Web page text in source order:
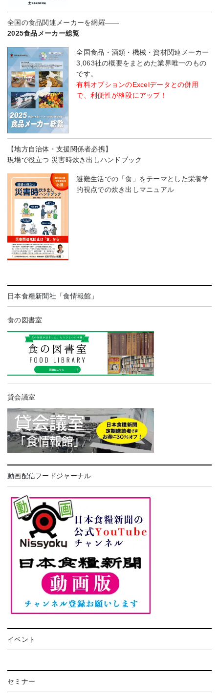
全国の食品関連メーカーを網羅――
2025食品メーカー総覧
全国食品・酒類・機械・資材関連メーカー
3,063社の概要をまとめた業界唯一のもの
です。
有料オプションのExcelデータとの併用
で、利便性が格段にアップ！
【地方自治体・支援関係者必携】
現場で役立つ 災害時炊き出しハンドブック
避難生活での「食」をテーマとした栄養学
的視点での炊き出しマニュアル
日本食糧新聞社「食情報館」
食の図書室
貸会議室
動画配信フードジャーナル
イベント
セミナー